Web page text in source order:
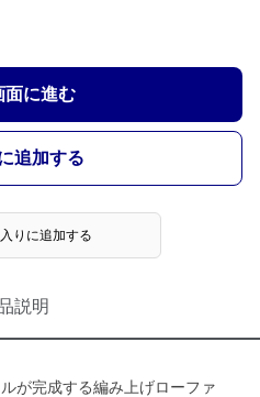
面に進む
追加する
りに追加する
説明
が完成する編み上げローファ